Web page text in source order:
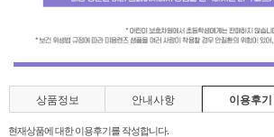
상품정보 안내사항 이용후기
현재상품에 대한 이용후기를 작성합니다.